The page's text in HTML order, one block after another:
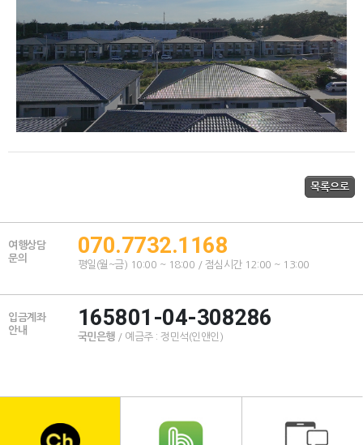
여행상담
문의
070.7732.1168
평일(월~금) 10:00 ~ 18:00 / 점심시간 12:00 ~ 13:00
입금계좌
안내
165801-04-308286
국민은행/ 예금주 : 정민석(인앤인)